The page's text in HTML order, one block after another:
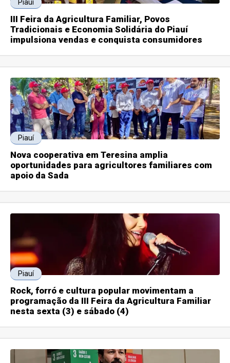
Piauí
III Feira da Agricultura Familiar, Povos
Tradicionais e Economia Solidária do Piauí
impulsiona vendas e conquista consumidores
Piauí
Nova cooperativa em Teresina amplia
oportunidades para agricultores familiares com
apoio da Sada
Piauí
Rock, forró e cultura popular movimentam a
programação da III Feira da Agricultura Familiar
nesta sexta (3) e sábado (4)